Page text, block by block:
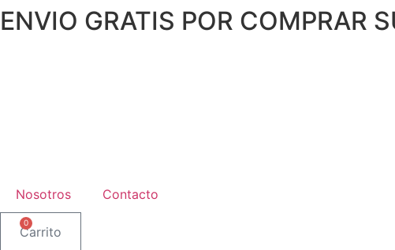
Ir
al
ENVIO GRATIS POR COMPRAR
Nosotros Contacto
0
Carrito